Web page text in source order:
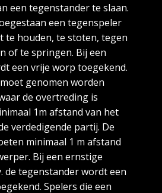
een tegenstander te slaan.
een tegenspeler
te houden, te stoten, tegen
of te springen. Bij een
een vrije worp toegekend.
genomen worden
de overtreding is
1m afstand van het
verdedigende partij. De
minimaal 1 m afstand
Bij een ernstige
de tegenstander wordt een
Spelers die een